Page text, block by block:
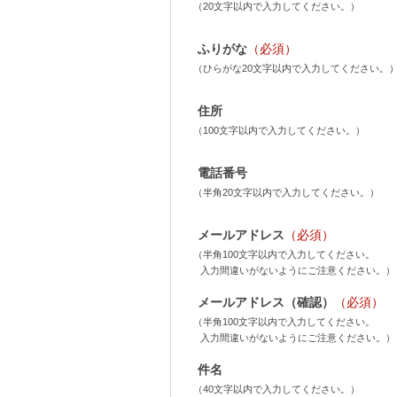
（20文字以内で入力してください。）
ふりがな （必須）
（ひらがな20文字以内で入力してください。
住所
（100文字以内で入力してください。）
電話番号
（半角20文字以内で入力してください。）
メールアドレス （必須）
（半角100文字以内で入力してください。
入力間違いがないようにご注意ください。）
メールアドレス（確認） （必須）
（半角100文字以内で入力してください。
入力間違いがないようにご注意ください。）
件名
（40文字以内で入力してください。）